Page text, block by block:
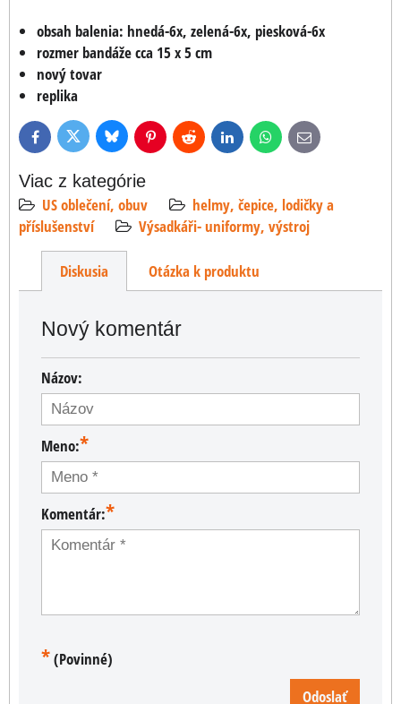
obsah balenia: hnedá-6x, zelená-6x, piesková-6x
rozmer bandáže cca 15 x 5 cm
nový tovar
replika
FacebookTwitter BlueskyPinterestReddit LinkedInWhatsApp
E-
mail
Viac z kategórie
US oblečení, obuv
helmy, čepice, lodičky a
příslušenství
Výsadkáři- uniformy, výstroj
Diskusia Otázka k produktu
Nový komentár
Názov:
Meno:*
Komentár:*
*(Povinné)
Odoslať